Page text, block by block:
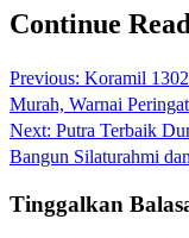
Continue
Previous: Koramil
Murah, Warnai
Next: Putra Terbaik
Bangun Silaturahmi
Tinggalkan